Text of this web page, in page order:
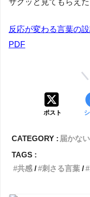
反応が変わる言葉の
PDF
ポスト
CATEGORY : 届かな
TAGS :
共感
刺さる言葉